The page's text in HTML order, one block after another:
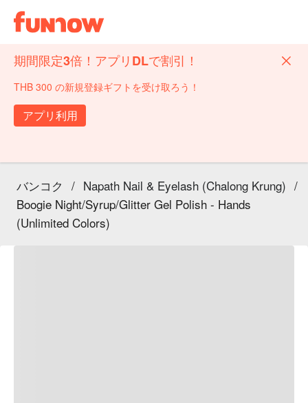
期間限定3倍！アプリDLで割引！
THB 300 の新規登録ギフトを受け取ろう！
アプリ利用
バンコク / Napath Nail & Eyelash (Chalong Krung) /
Boogie Night/Syrup/Glitter Gel Polish - Hands
(Unlimited Colors)